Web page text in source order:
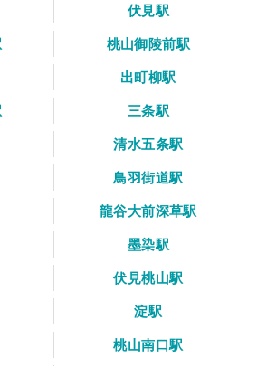
伏見駅
桃山御陵前駅
出町柳駅
三条駅
清水五条駅
鳥羽街道駅
龍谷大前深草駅
墨染駅
伏見桃山駅
淀駅
桃山南口駅